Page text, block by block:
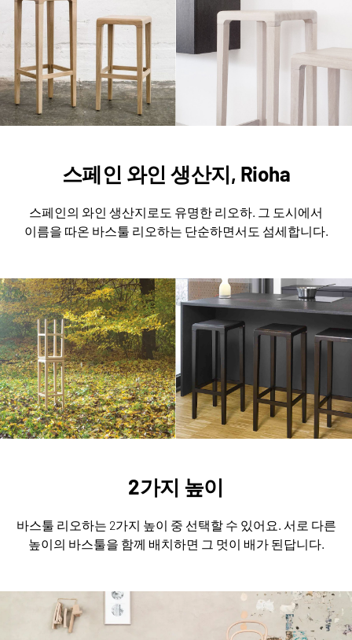
스페인 와인 생산지, Rioha
스페인의 와인 생산지로도 유명한 리오하. 그 도시에서
이름을 따온 바스툴 리오하는 단순하면서도 섬세합니다.
2가지 높이
바스툴 리오하는 2가지 높이 중 선택할 수 있어요. 서로 다른
높이의 바스툴을 함께 배치하면 그 멋이 배가 된답니다.